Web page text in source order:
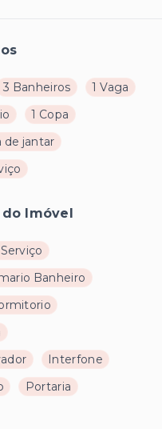
3 Banheiros
1 Vaga
1 Copa
de jantar
Imóvel
Banheiro
Interfone
Portaria